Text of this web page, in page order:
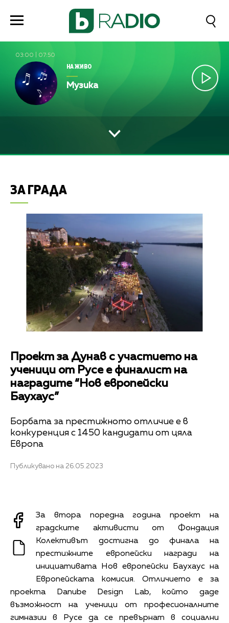
03:00 07:50
НА ЖИВО
Музика
ЗА ГРАДА
Проект за Дунав с участието на
ученици от Русе е финалист на
наградите “Нов европейски
Баухаус”
Борбата за престижното отличие е в
конкуренция с 1450 кандидати от цяла
Европа
Публикувано на 26.05.2023
За втора поредна година проект на
градските активисти от Фондация
Колективът достигна до финала на
престижните европейски награди на
инициативата Нов европейски Баухаус на
Европейската комисия. Отличието е за
проекта Danube Design Lab, който даде
възможност на ученици от професионалните
гимназии в Русе да се превърнат в социални